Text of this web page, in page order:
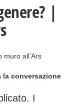
|
la conversazione
I